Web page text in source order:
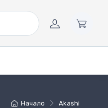
Начало Akashi